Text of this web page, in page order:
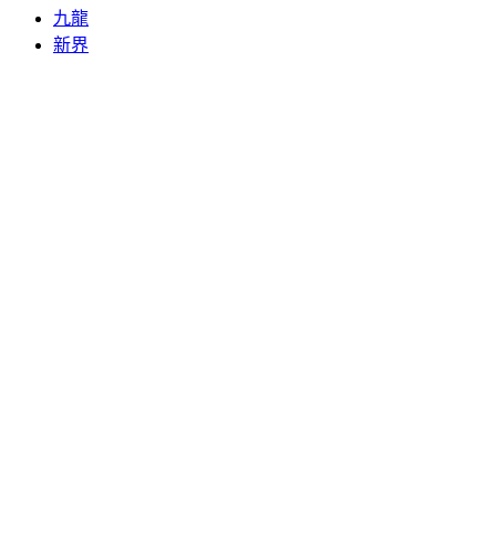
九龍
新界